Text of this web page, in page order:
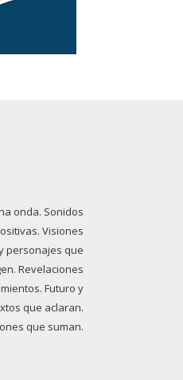
onda. Sonidos
Visiones
personajes que
Revelaciones
Futuro y
que aclaran.
que suman.